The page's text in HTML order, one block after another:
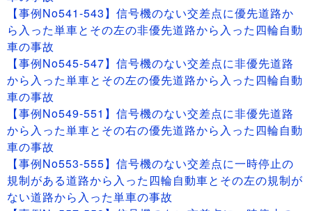
【事例No541-543】信号機のない交差点に優先道路か
ら入った単車とその左の非優先道路から入った四輪自動
車の事故
【事例No545-547】信号機のない交差点に非優先道路
から入った単車とその左の優先道路から入った四輪自動
車の事故
【事例No549-551】信号機のない交差点に非優先道路
から入った単車とその右の優先道路から入った四輪自動
車の事故
【事例No553-555】信号機のない交差点に一時停止の
規制がある道路から入った四輪自動車とその左の規制が
ない道路から入った単車の事故